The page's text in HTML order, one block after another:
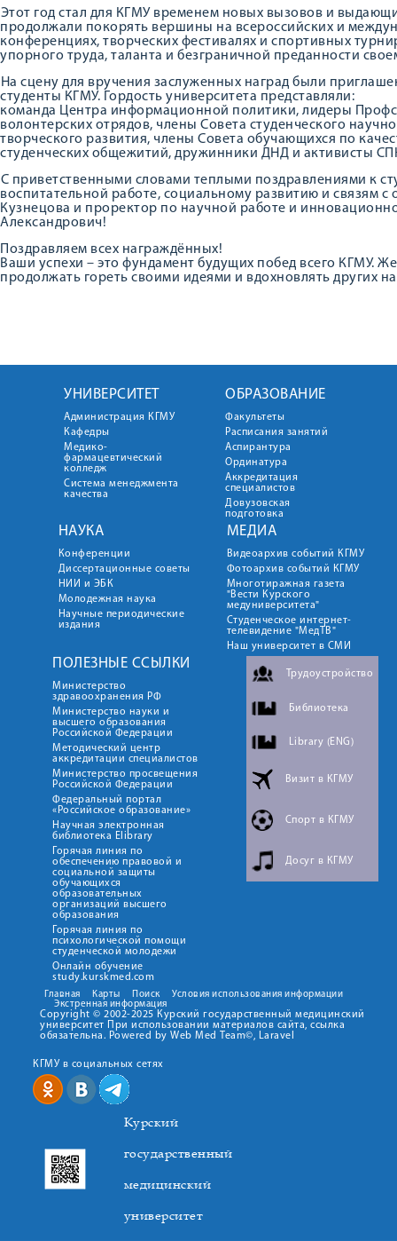
️Этот год стал для КГМУ временем новых вызовов и
продолжали покорять вершины на всероссийских и
конференциях, творческих фестивалях и спортивных
упорного труда, таланта и безграничной преданности
️На сцену для вручения заслуженных наград были
студенты КГМУ. Гордость университета представляли:
команда Центра информационной политики, лидеры
волонтерских отрядов, члены Совета студенческого
творческого развития, члены Совета обучающихся по
студенческих общежитий, дружинники ДНД и активисты
️С приветственными словами теплыми поздравлениями к
воспитательной работе, социальному развитию и связям
Кузнецова и проректор по научной работе и
Александрович!
Поздравляем всех награждённых!
Ваши успехи – это фундамент будущих побед всего КГМУ.
продолжать гореть своими идеями и вдохновлять других
УНИВЕРСИТЕТ
Администрация КГМУ
Кафедры
Медико-
фармацевтический
колледж
Система менеджмента
качества
ОБРАЗОВАНИЕ
Факультеты
Расписания занятий
Аспирантура
Ординатура
Аккредитация
специалистов
Довузовская
подготовка
НАУКА
Конференции
Диссертационные советы
НИИ и ЭБК
Молодежная наука
Научные периодические
издания
МЕДИА
Видеоархив событий КГМУ
Фотоархив событий КГМУ
Многотиражная газета
"Вести Курского
медуниверситета"
Студенческое интернет-
телевидение "МедТВ"
Наш университет в СМИ
ПОЛЕЗНЫЕ ССЫЛКИ
Министерство
здравоохранения РФ
Министерство науки и
высшего образования
Российской Федерации
Методический центр
аккредитации специалистов
Министерство просвещения
Российской Федерации
Федеральный портал
«Российское образование»
Научная электронная
библиотека Elibrary
Горячая линия по
обеспечению правовой и
социальной защиты
обучающихся
образовательных
организаций высшего
образования
Горячая линия по
психологической помощи
студенческой молодежи
Онлайн обучение
study.kurskmed.com
Трудоустройство
Библиотека
Library (ENG)
Визит в КГМУ
Спорт в КГМУ
Досуг в КГМУ
Главная Карты Поиск
Условия использования информации
Экстренная информация
Copyright © 2002-2025 Курский государственный медицинский
университет При использовании материалов сайта, ссылка
обязательна. Powered by Web Med Team©, Laravel
КГМУ в социальных сетях
Курский
государственный
медицинский
университет